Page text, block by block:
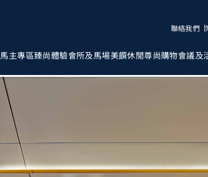
聯絡我們
馬主專區臻尚體驗會所及馬場美饌休閒尊尚購物會議及